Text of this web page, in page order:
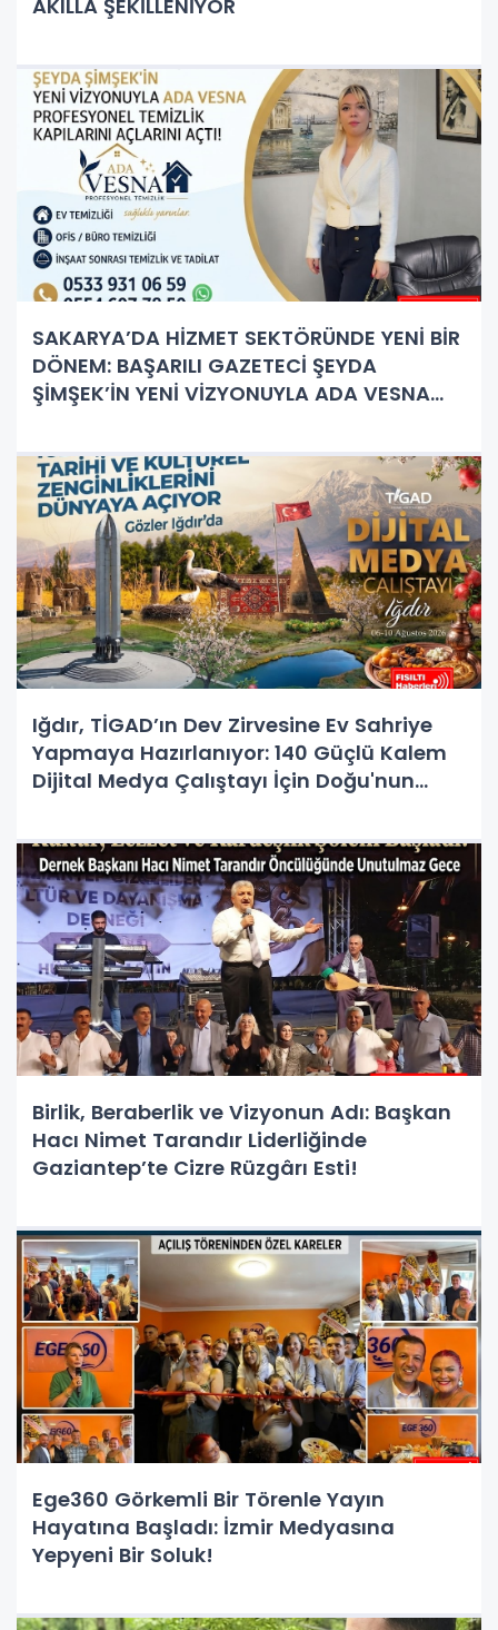
AKILLA ŞEKİLLENİYOR
SAKARYA’DA HİZMET SEKTÖRÜNDE YENİ BİR
DÖNEM: BAŞARILI GAZETECİ ŞEYDA
ŞİMŞEK’İN YENİ VİZYONUYLA ADA VESNA
Iğdır, TİGAD’ın Dev Zirvesine Ev Sahriye
Yapmaya Hazırlanıyor: 140 Güçlü Kalem
Dijital Medya Çalıştayı İçin Doğu'nun
Birlik, Beraberlik ve Vizyonun Adı: Başkan
Hacı Nimet Tarandır Liderliğinde
Gaziantep’te Cizre Rüzgârı Esti!
Ege360 Görkemli Bir Törenle Yayın
Hayatına Başladı: İzmir Medyasına
Yepyeni Bir Soluk!